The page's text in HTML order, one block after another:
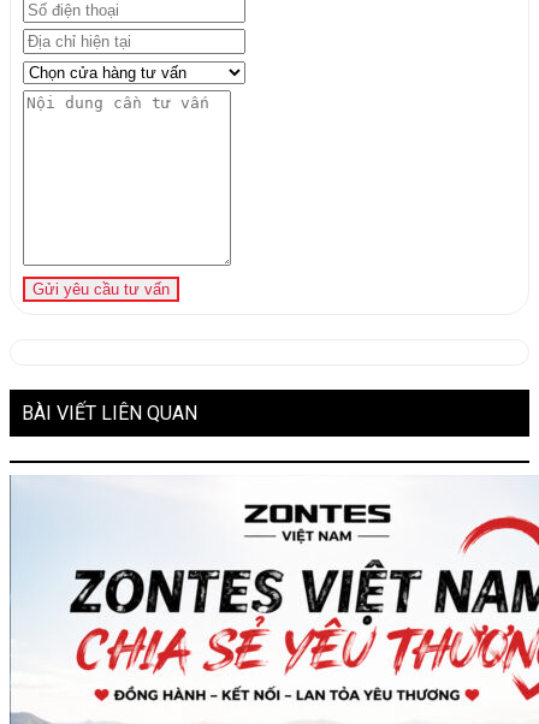
Gửi yêu cầu tư vấn
BÀI VIẾT LIÊN QUAN